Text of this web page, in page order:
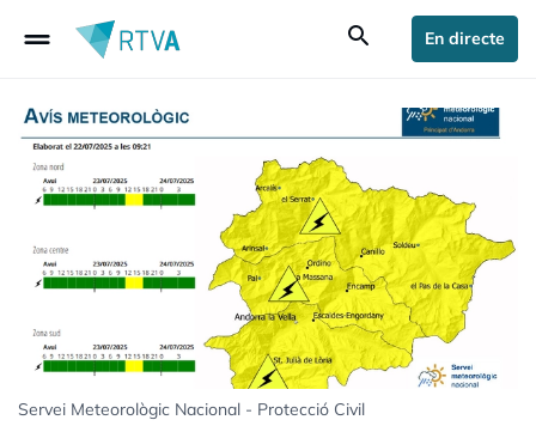
drag_handle search En directe
Servei Meteorològic Nacional - Protecció Civil